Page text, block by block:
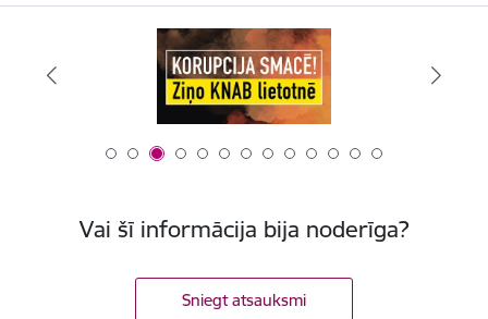
Vai šī informācija bija noderīga?
Sniegt atsauksmi